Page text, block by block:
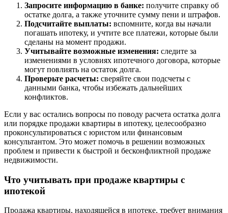
Запросите информацию в банке: получите справку об
остатке долга, а также уточните сумму пени и штрафов.
Подсчитайте выплаты: вспомните, когда вы начали
погашать ипотеку, и учтите все платежи, которые были
сделаны на момент продажи.
Учитывайте возможные изменения: следите за
изменениями в условиях ипотечного договора, которые
могут повлиять на остаток долга.
Проверьте расчеты: сверяйте свои подсчеты с
данными банка, чтобы избежать дальнейших
конфликтов.
Если у вас остались вопросы по поводу расчета остатка долга
или порядке продажи квартиры в ипотеку, целесообразно
проконсультироваться с юристом или финансовым
консультантом. Это может помочь в решении возможных
проблем и привести к быстрой и бесконфликтной продаже
недвижимости.
Что учитывать при продаже квартиры с
ипотекой
Продажа квартиры, находящейся в ипотеке, требует внимания